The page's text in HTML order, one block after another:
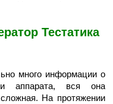
Тестатика
много информации о
аппарата, вся она
На протяжении